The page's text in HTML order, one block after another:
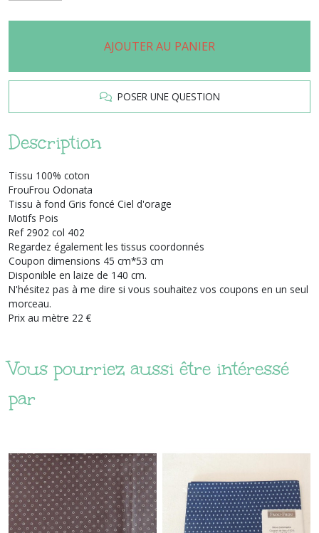
AJOUTER AU PANIER
POSER UNE QUESTION
Description
Tissu 100% coton
FrouFrou Odonata
Tissu à fond Gris foncé Ciel d'orage
Motifs Pois
Ref 2902 col 402
Regardez également les tissus coordonnés
Coupon dimensions 45 cm*53 cm
Disponible en laize de 140 cm.
N'hésitez pas à me dire si vous souhaitez vos coupons en un seul
morceau.
Prix au mètre 22 €
Vous pourriez aussi être intéressé
par